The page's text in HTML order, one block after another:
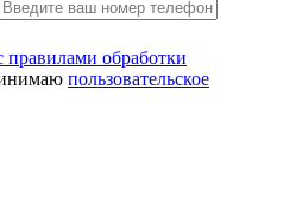
правилами обработки
пользовательское